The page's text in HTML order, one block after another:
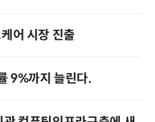
어 시장 진출
9%까지 늘린다.